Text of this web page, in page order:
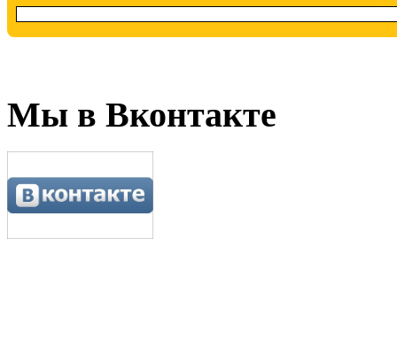
Мы в Вконтакте